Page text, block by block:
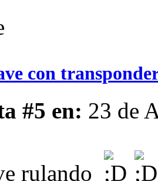
con
#5 en: 23 de
rulando